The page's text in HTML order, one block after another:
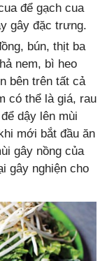
để gạch cua
gây đặc trưng.
bún, thịt ba
nem, bì heo
bên trên tất cả
có thể là giá, rau
dậy lên mùi
mới bắt đầu ăn
gây nồng của
gây nghiện cho